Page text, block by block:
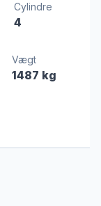
Cylindre
4
Vægt
1487 kg